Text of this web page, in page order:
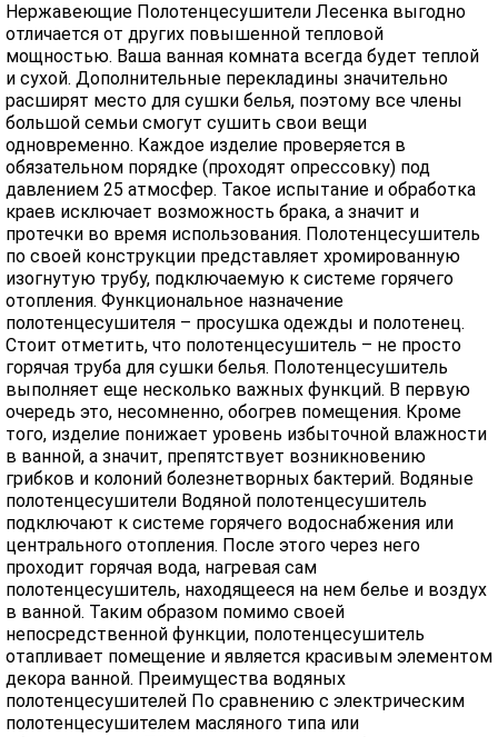
Нержавеющие Полотенцесушители Лесенка выгодно
отличается от других повышенной тепловой
мощностью. Ваша ванная комната всегда будет теплой
и сухой. Дополнительные перекладины значительно
расширят место для сушки белья, поэтому все члены
большой семьи смогут сушить свои вещи
одновременно. Каждое изделие проверяется в
обязательном порядке (проходят опрессовку) под
давлением 25 атмосфер. Такое испытание и обработка
краев исключает возможность брака, а значит и
протечки во время использования. Полотенцесушитель
по своей конструкции представляет хромированную
изогнутую трубу, подключаемую к системе горячего
отопления. Функциональное назначение
полотенцесушителя – просушка одежды и полотенец.
Стоит отметить, что полотенцесушитель – не просто
горячая труба для сушки белья. Полотенцесушитель
выполняет еще несколько важных функций. В первую
очередь это, несомненно, обогрев помещения. Кроме
того, изделие понижает уровень избыточной влажности
в ванной, а значит, препятствует возникновению
грибков и колоний болезнетворных бактерий. Водяные
полотенцесушители Водяной полотенцесушитель
подключают к системе горячего водоснабжения или
центрального отопления. После этого через него
проходит горячая вода, нагревая сам
полотенцесушитель, находящееся на нем белье и воздух
в ванной. Таким образом помимо своей
непосредственной функции, полотенцесушитель
отапливает помещение и является красивым элементом
декора ванной. Преимущества водяных
полотенцесушителей По сравнению с электрическим
полотенцесушителем масляного типа или